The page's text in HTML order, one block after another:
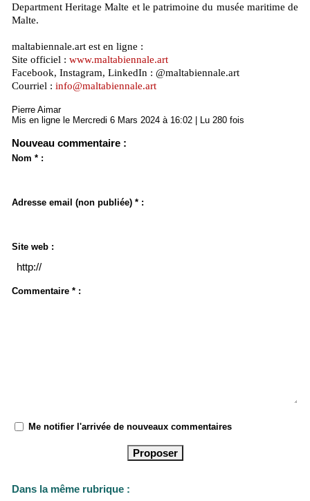
Department Heritage Malte et le patrimoine du musée maritime de
Malte.
maltabiennale.art est en ligne :
Site officiel : www.maltabiennale.art
Facebook, Instagram, LinkedIn : @maltabiennale.art
Courriel : info@maltabiennale.art
Pierre Aimar
Mis en ligne le Mercredi 6 Mars 2024 à 16:02 | Lu 280 fois
Nouveau commentaire :
Nom * :
Adresse email (non publiée) * :
Site web :
Commentaire * :
Me notifier l'arrivée de nouveaux commentaires
Dans la même rubrique :